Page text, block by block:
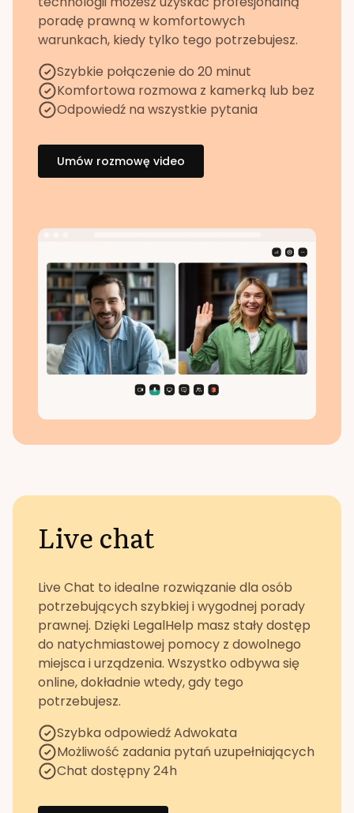
poradę prawną w komfortowych
warunkach, kiedy tylko tego potrzebujesz.
Szybkie połączenie do 20 minut
Komfortowa rozmowa z kamerką lub bez
Odpowiedź na wszystkie pytania
Umów rozmowę video
Live chat
Live Chat to idealne rozwiązanie dla osób
potrzebujących szybkiej i wygodnej porady
prawnej. Dzięki LegalHelp masz stały dostęp
do natychmiastowej pomocy z dowolnego
miejsca i urządzenia. Wszystko odbywa się
online, dokładnie wtedy, gdy tego
potrzebujesz.
Szybka odpowiedź Adwokata
Możliwość zadania pytań uzupełniających
Chat dostępny 24h